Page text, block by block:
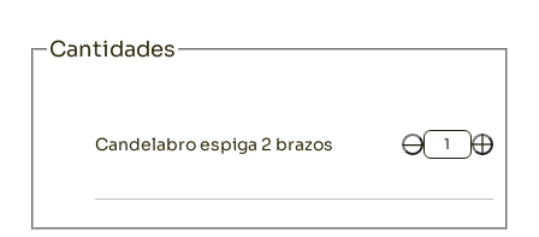
Cantidades
Candelabro espiga 2 brazos Cantidad